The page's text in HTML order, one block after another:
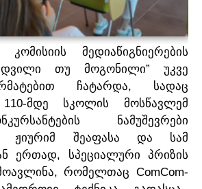
კომისიის
მედიაწიგნიერების
თუ მოგონილი”უკვე
ჩატარდა, სადაც
მდე სკოლის
მოსწავლემ
ნამუშევრები
ჟიურიმ შეაფასა და
სამ
ერთად, სპეციალური
პრიზის
,რომელთაც ComCom-